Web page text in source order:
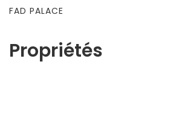
Propriétés
FAD PALACE